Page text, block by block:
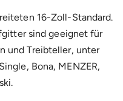
16-Zoll-Standard.
sind geeignet für
und Treibteller, unter
Bona, MENZER,